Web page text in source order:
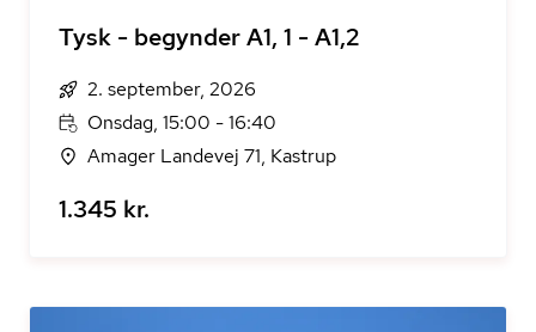
Tysk - begynder A1, 1 - A1,2
2. september, 2026
Onsdag, 15:00 - 16:40
Amager Landevej 71, Kastrup
1.345 kr.